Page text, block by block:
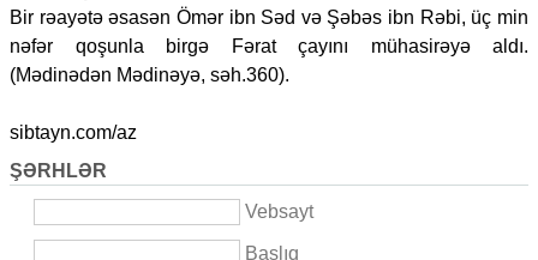
Bir rəayətə əsasən Ömər ibn Səd və Şəbəs ibn Rəbi, üç min
nəfər qoşunla birgə Fərat çayını mühasirəyə aldı.
(Mədinədən Mədinəyə, səh.360).
sibtayn.com/az
ŞƏRHLƏR
Vebsayt
Başlıq